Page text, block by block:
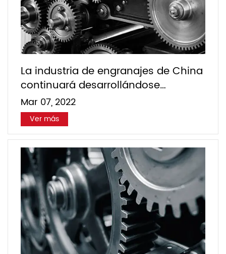
La industria de engranajes de China
continuará desarrollándose
rápidamente
Mar 07, 2022
Ver más